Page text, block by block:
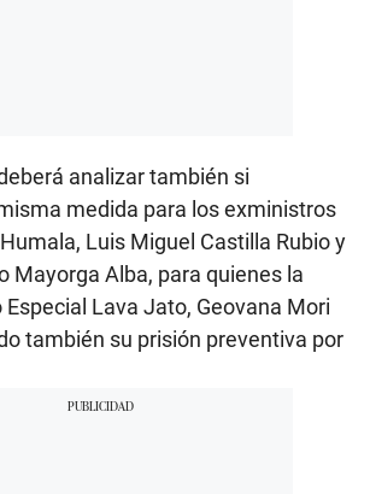
analizar también si
medida para los exministros
Luis Miguel Castilla Rubio y
Mayorga Alba, para quienes la
Lava Jato, Geovana Mori
también su prisión preventiva por